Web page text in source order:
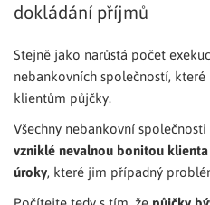
dokládání příjmů
Stejně jako narůstá počet
nebankovních společností,
klientům půjčky.
Všechny nebankovní
vzniklé nevalnou bonitou
úroky, které jim případný